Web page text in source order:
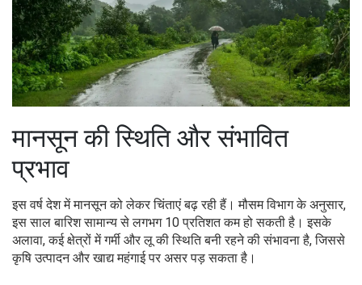
मानसून की स्थिति और संभावित
प्रभाव
इस वर्ष देश में मानसून को लेकर चिंताएं बढ़ रही हैं। मौसम विभाग के अनुसार,
इस साल बारिश सामान्य से लगभग 10 प्रतिशत कम हो सकती है। इसके
अलावा, कई क्षेत्रों में गर्मी और लू की स्थिति बनी रहने की संभावना है, जिससे
कृषि उत्पादन और खाद्य महंगाई पर असर पड़ सकता है।